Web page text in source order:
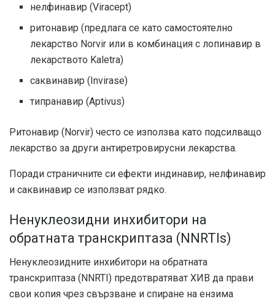
нелфинавир (Viracept)
ритонавир (предлага се като самостоятелно
лекарство Norvir или в комбинация с лопинавир в
лекарството Kaletra)
саквинавир (Invirase)
типранавир (Aptivus)
Ритонавир (Norvir) често се използва като подсилващо
лекарство за други антиретровирусни лекарства.
Поради страничните си ефекти индинавир, нелфинавир
и саквинавир се използват рядко.
Ненуклеозидни инхибитори на
обратната транскриптаза (NNRTIs)
Ненуклеозидните инхибитори на обратната
транскриптаза (NNRTI) предотвратяват ХИВ да прави
свои копия чрез свързване и спиране на ензима